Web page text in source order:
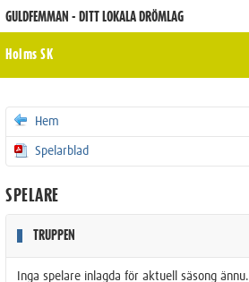
GULDFEMMAN - DITT LOKALA DRÖMLAG
Holms SK
Hem
Spelarblad
SPELARE
TRUPPEN
Inga spelare inlagda för aktuell säsong ännu.